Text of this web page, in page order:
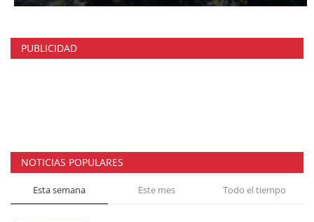
PUBLICIDAD
NOTICIAS POPULARES
Esta semana Este mes Todo el tiempo